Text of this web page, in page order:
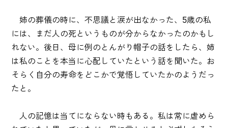
姉の葬儀の時に、不思議と涙が出なかった、5歳の私
には、まだ人の死というものが分からなかったのかもし
れない。後日、母に例のとんがり帽子の話をしたら、姉
は私のことを本当に心配していたという話を聞いた。お
そらく自分の寿命をどこかで覚悟していたかのようだっ
たと。
人の記憶は当てにならない時もある。私は常に虐めら